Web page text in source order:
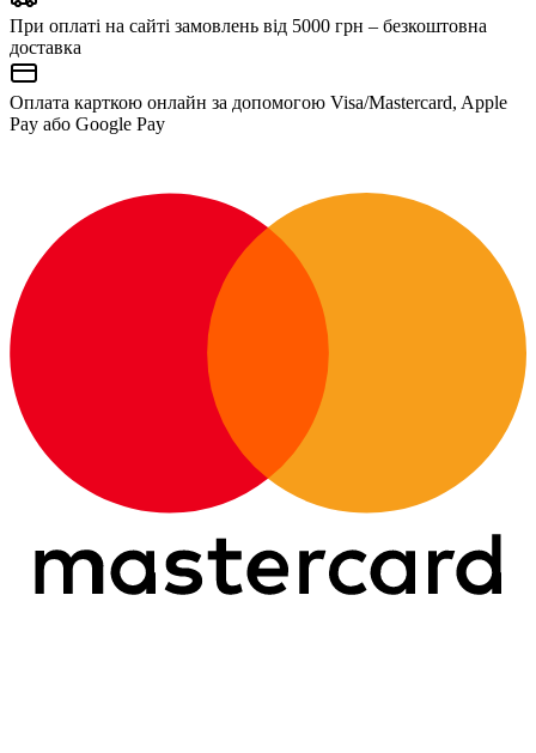
При оплаті на сайті замовлень від 5000 грн – безкоштовна
доставка
Оплата карткою онлайн за допомогою Visa/Mastercard, Apple
Pay або Google Pay